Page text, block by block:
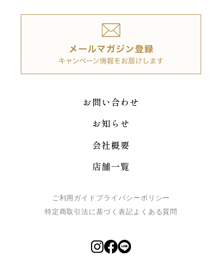
お問い合わせ
お知らせ
会社概要
店舗一覧
ご利用ガイド プライバシーポリシー
特定商取引法に基づく表記よくある質問